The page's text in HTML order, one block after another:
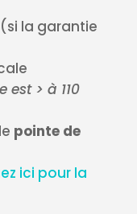
la garantie
est > à 110
pointe de
ici pour la